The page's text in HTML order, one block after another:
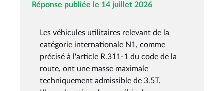
Réponse publiée le 14 juillet 2026
Les véhicules utilitaires relevant de la
catégorie internationale N1, comme
précisé à l'article R.311-1 du code de la
route, ont une masse maximale
techniquement admissible de 3.5T.